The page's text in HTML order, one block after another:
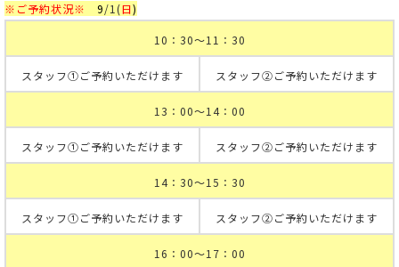
※ご予約状況※ 9/1 (日)
10：30～11：30
スタッフ①ご予約いただけます スタッフ②ご予約いただけます
13：00～14：00
スタッフ①ご予約いただけます スタッフ②ご予約いただけます
14：30～15：30
スタッフ①ご予約いただけます スタッフ②ご予約いただけます
16：00～17：00